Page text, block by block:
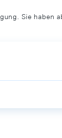
Sie haben